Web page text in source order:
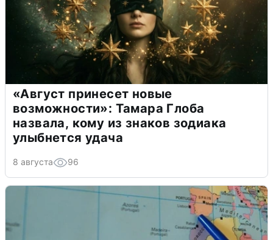
«Август принесет новые
возможности»: Тамара Глоба
назвала, кому из знаков зодиака
улыбнется удача
8 августа 96